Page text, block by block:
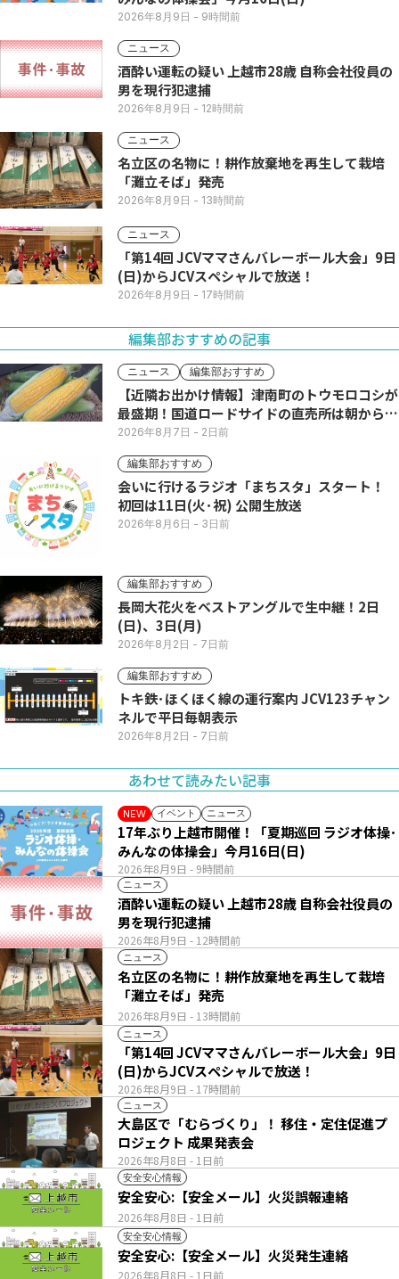
2026年8月9日 - 9時間前
ニュース
酒酔い運転の疑い 上越市28歳 自称会社役員の
男を現行犯逮捕
2026年8月9日 - 12時間前
ニュース
名立区の名物に！耕作放棄地を再生して栽培
「灘立そば」発売
2026年8月9日 - 13時間前
ニュース
「第14回 JCVママさんバレーボール大会」9日
(日)からJCVスペシャルで放送！
2026年8月9日 - 17時間前
編集部おすすめの記事
ニュース 編集部おすすめ
【近隣お出かけ情報】津南町のトウモロコシが
最盛期！国道ロードサイドの直売所は朝から長
い列
2026年8月7日 - 2日前
編集部おすすめ
会いに行けるラジオ「まちスタ」スタート！
初回は11日(火･祝) 公開生放送
2026年8月6日 - 3日前
編集部おすすめ
長岡大花火をベストアングルで生中継！2日
(日)、3日(月)
2026年8月2日 - 7日前
編集部おすすめ
トキ鉄･ほくほく線の運行案内 JCV123チャン
ネルで平日毎朝表示
2026年8月2日 - 7日前
あわせて読みたい記事
NEW イベント ニュース
2026年8月9日 - 9時間前
17年ぶり上越市開催！「夏期巡回 ラジオ体操･
みんなの体操会」今月16日(日)
ニュース
2026年8月9日 - 12時間前
酒酔い運転の疑い 上越市28歳 自称会社役員の
男を現行犯逮捕
ニュース
2026年8月9日 - 13時間前
名立区の名物に！耕作放棄地を再生して栽培
「灘立そば」発売
ニュース
2026年8月9日 - 17時間前
「第14回 JCVママさんバレーボール大会」9日
(日)からJCVスペシャルで放送！
ニュース
2026年8月8日 - 1日前
大島区で「むらづくり」！ 移住・定住促進プ
ロジェクト 成果発表会
安全安心情報
2026年8月8日 - 1日前
安全安心:【安全メール】火災誤報連絡
安全安心情報
2026年8月8日 - 1日前
安全安心:【安全メール】火災発生連絡